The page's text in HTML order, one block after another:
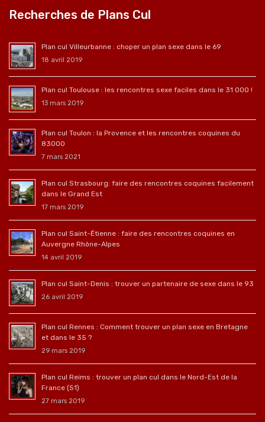
Recherches de Plans Cul
Plan cul Villeurbanne : choper un plan sexe dans le 69
18 avril 2019
Plan cul Toulouse : les rencontres sexe faciles dans le 31 000 !
13 mars 2019
Plan cul Toulon : la Provence et les rencontres coquines du
83000
7 mars 2021
Plan cul Strasbourg: faire des rencontres coquines facilement
dans le Grand Est
17 mars 2019
Plan cul Saint-Étienne : faire des rencontres coquines en
Auvergne Rhône-Alpes
14 avril 2019
Plan cul Saint-Denis : trouver un partenaire de sexe dans le 93
26 avril 2019
Plan cul Rennes : Comment trouver un plan sexe en Bretagne
et dans le 35 ?
29 mars 2019
Plan cul Reims : trouver un plan cul dans le Nord-Est de la
France (51)
27 mars 2019